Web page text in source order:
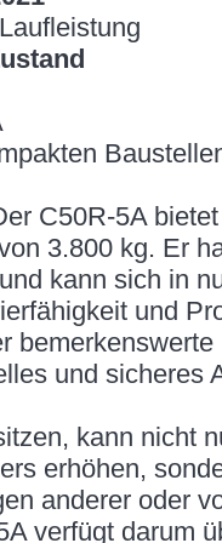
C50R-5A
3.800 kg. Er
kann sich in
und
und sicheres
kann nicht
erhöhen,
anderer oder
verfügt darum